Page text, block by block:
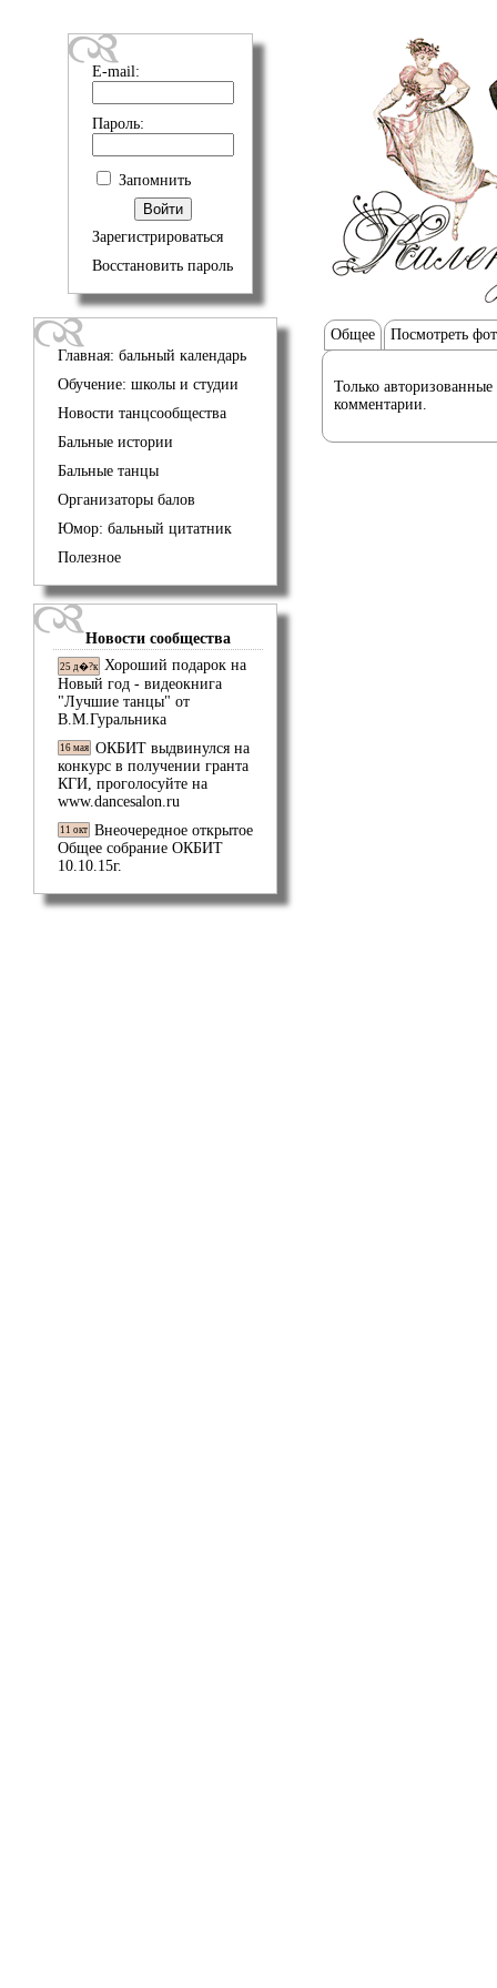
E-mail:
Пароль:
Запомнить
Зарегистрироваться
Восстановить пароль
Главная: бальный календарь
Обучение: школы и студии
Новости танцсообщества
Бальные истории
Бальные танцы
Организаторы балов
Юмор: бальный цитатник
Полезное
Новости сообщества
25 д�?к Хороший подарок на
Новый год - видеокнига
"Лучшие танцы" от
В.М.Гуральника
16 мая ОКБИТ выдвинулся на
конкурс в получении гранта
КГИ, проголосуйте на
www.dancesalon.ru
11 окт Внеочередное открытое
Общее собрание ОКБИТ
10.10.15г.
Общее Посмотреть
Только авторизованные
комментарии.